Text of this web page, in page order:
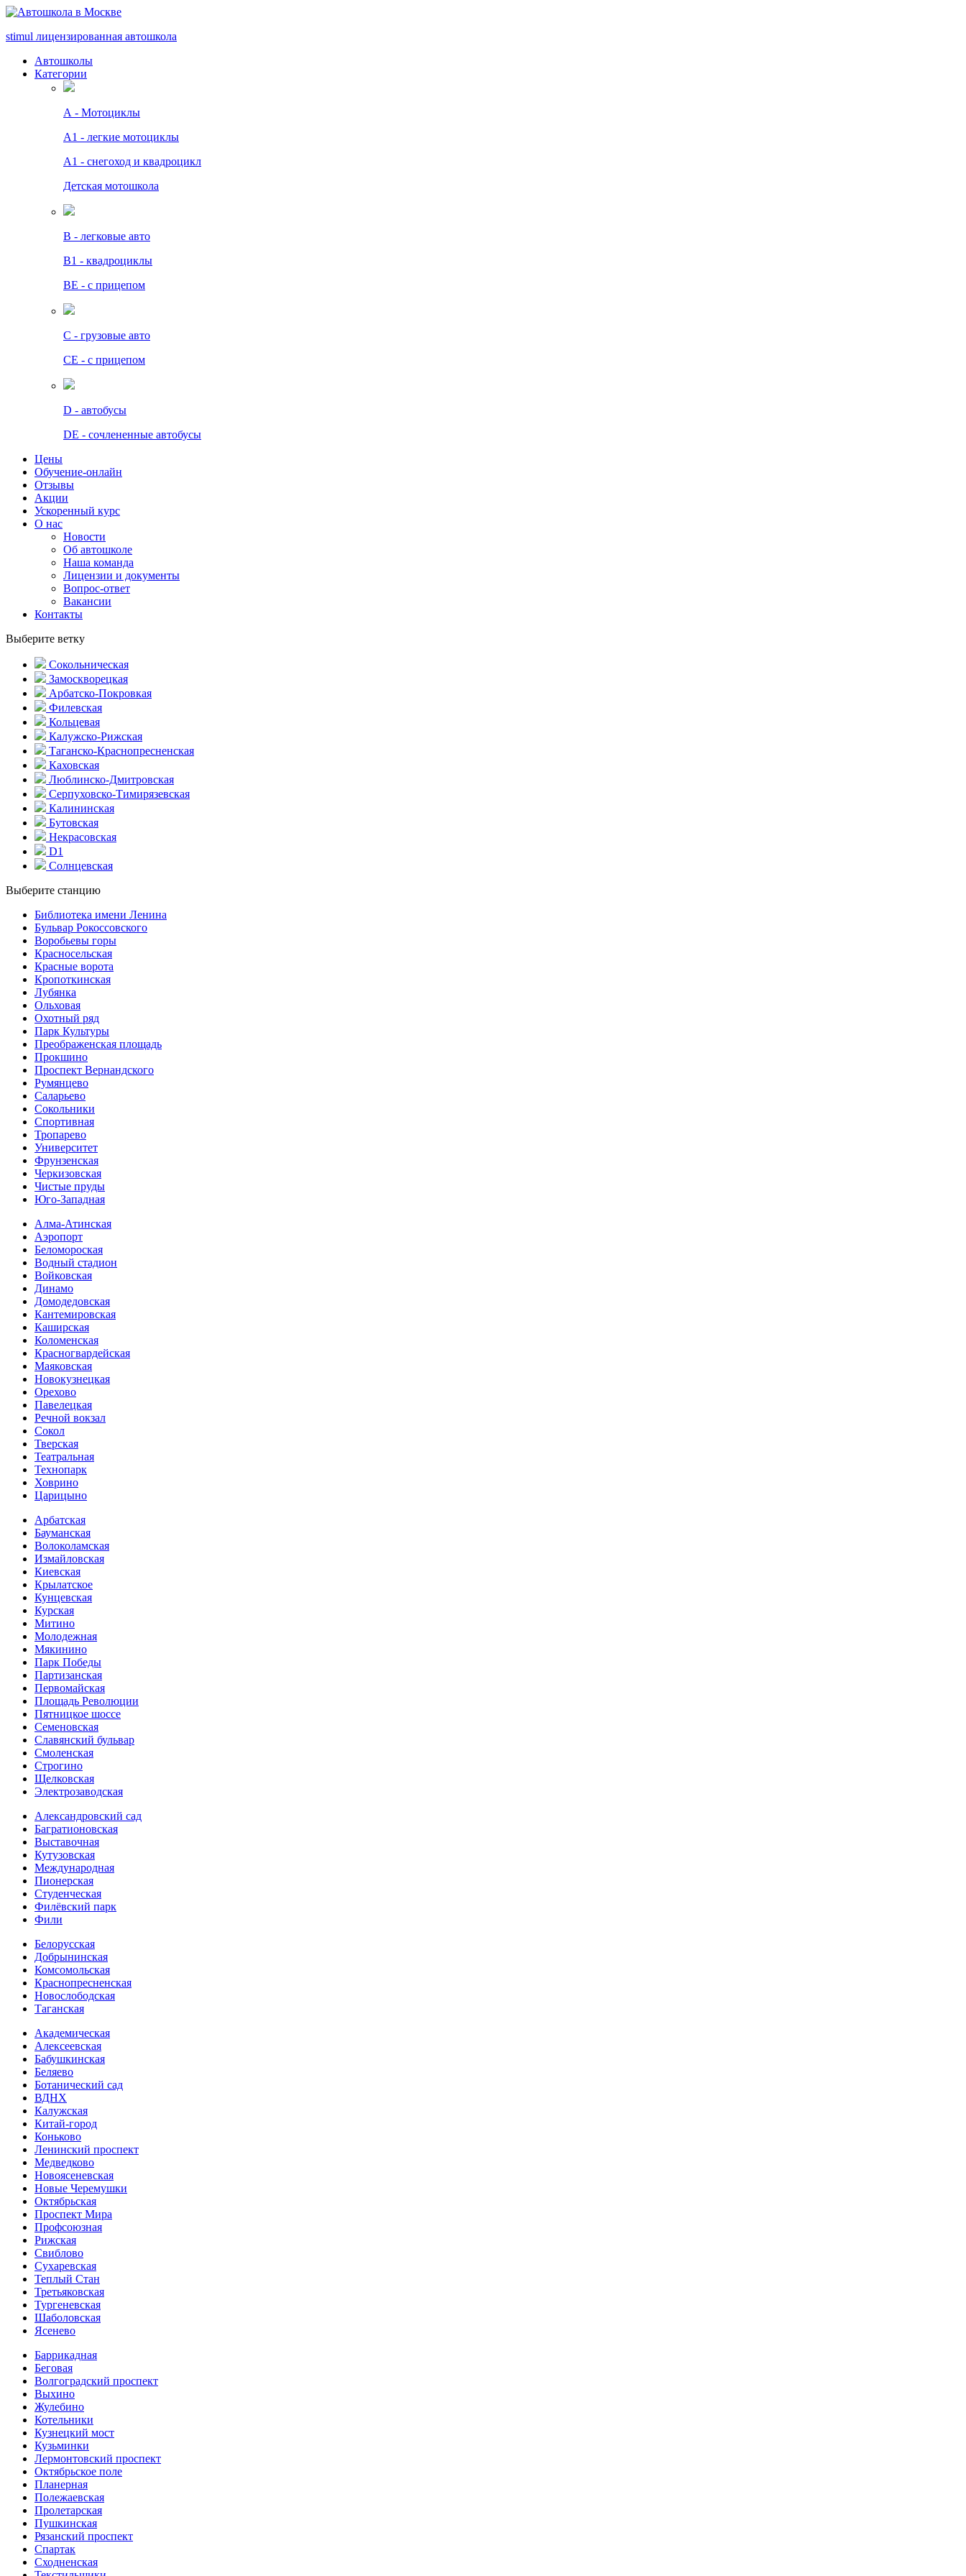
stimul лицензированная автошкола
Автошколы
Категории
А - Мотоциклы
A1 - легкие мотоциклы
A1 - снегоход и квадроцикл
Детская мотошкола
B - легковые авто
В1 - квадроциклы
BE - с прицепом
C - грузовые авто
СЕ - с прицепом
D - автобусы
DE - сочлененные автобусы
Цены
Обучение-онлайн
Отзывы
Акции
Ускоренный курс
О нас
Новости
Об автошколе
Наша команда
Лицензии и документы
Вопрос-ответ
Вакансии
Контакты
Выберите ветку
Сокольническая
Замоскворецкая
Арбатско-Покровкая
Филевская
Кольцевая
Калужско-Рижская
Таганско-Краснопресненская
Каховская
Люблинско-Дмитровская
Серпуховско-Тимирязевская
Калининская
Бутовская
Некрасовская
D1
Солнцевская
Выберите станцию
Библиотека имени Ленина
Бульвар Рокоссовского
Воробьевы горы
Красно­сельская
Красные ворота
Кропоткинс­кая
Лубянка
Ольховая
Охотный ряд
Парк Культуры
Преобра­женская площадь
Прокшино
Проспект Вернандского
Румянцево
Саларьево
Сокольники
Спортивная
Тропарево
Университет
Фрунзенская
Черкизовская
Чистые пруды
Юго-Западная
Алма-Атинская
Аэропорт
Беломороская
Водный стадион
Войковская
Динамо
Домоде­довская
Кантеми­ровская
Каширская
Коломенская
Красногвар­дейская
Маяковская
Новокузнецкая
Орехово
Павелецкая
Речной вокзал
Сокол
Тверская
Театральная
Технопарк
Ховрино
Царицыно
Арбатская
Бауманская
Волоколамская
Измайловская
Киевская
Крылатское
Кунцевская
Курская
Митино
Молодежная
Мякинино
Парк Победы
Партизанская
Первомайская
Площадь Революции
Пятницкое шоссе
Семеновская
Славянский бульвар
Смоленская
Строгино
Щелковская
Электро­заводская
Александ­ровский сад
Багратионовская
Выставочная
Кутузовская
Международная
Пионерская
Студенческая
Филёвский парк
Фили
Белорусская
Добрынинская
Комсо­мольская
Краснопресненская
Новослободская
Таганская
Академическая
Алексеевская
Бабушкинская
Беляево
Ботанический сад
ВДНХ
Калужская
Китай-город
Коньково
Ленинский проспект
Медведково
Новоясе­невская
Новые Черемушки
Октябрьская
Проспект Мира
Профсоюзная
Рижская
Свиблово
Сухаревская
Теплый Стан
Третьяковская
Тургеневская
Шаболовская
Ясенево
Баррикадная
Беговая
Волгоградский проспект
Выхино
Жулебино
Котельники
Кузнецкий мост
Кузьминки
Лермонтовский проспект
Октябрьское поле
Планерная
Полежаевская
Пролетарская
Пушкинская
Рязанский проспект
Спартак
Сходненская